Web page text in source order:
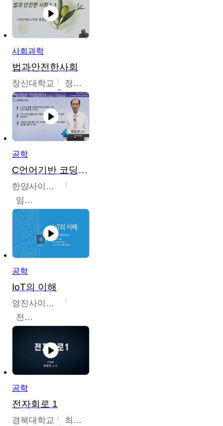
사회과학
법과안전한사회
창신대학교 정연균
공학
C언어기반 코딩교육
한양사이버대학교
임동균
공학
IoT의 이해
영진사이버대학교
전병현
공학
전자회로 1
경북대학교 최병조